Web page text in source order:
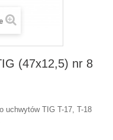
(47x12,5) nr 8
uchwytów TIG T-17, T-18